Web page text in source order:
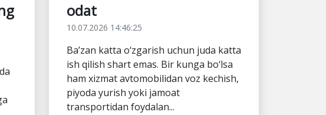
odat
10.07.2026 14:46:25
Ba’zan katta o‘zgarish uchun juda katta
ish qilish shart emas. Bir kunga bo‘lsa
ham xizmat avtomobilidan voz kechish,
piyoda yurish yoki jamoat
transportidan foydalan...